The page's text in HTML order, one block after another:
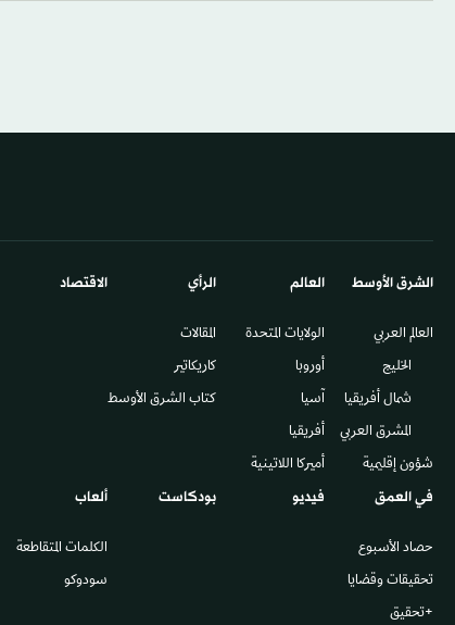
الشرق الأوسط​
العالم العربي
الخليج
شمال أفريقيا
المشرق العربي
شؤون إقليمية
العالم
الولايات المتحدة
أوروبا
آسيا
أفريقيا
أميركا اللاتينية
الرأي
المقالات
كاريكاتير
كتاب الشرق الأوسط
الاقتصاد
في العمق
حصاد الأسبوع
تحقيقات وقضايا
+تحقيق
فيديو بودكاست ألعاب
الكلمات المتقاطعة
سودوكو